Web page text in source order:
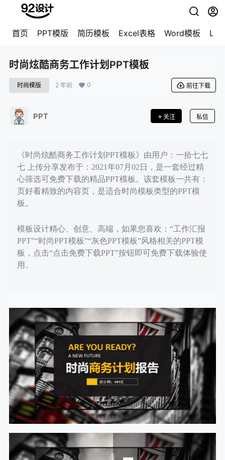
首页 PPT模版 简历模板 Excel表格 Word模板
时尚炫酷商务工作计划PPT模板
时尚模版 2 年前 0 前往下载
PPT 关注 私信
《时尚炫酷商务工作计划PPT模板》由用户：一拾七七
七 上传分享发布于：2021年07月02日，是一套经过精
心筛选可免费下载的精品PPT模板。该套模板一共有：
页好看精致的内容页，是适合时尚模板类型的PPT模
板。
模板设计精心、创意、高端，如果您喜欢：“工作汇报
PPT”“时尚PPT模板”“灰色PPT模板”风格相关的PPT模
板，点击“点击免费下载PPT”按钮即可免费下载体验使
用。